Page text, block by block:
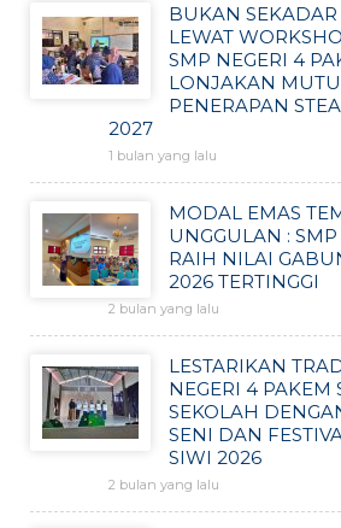
BUKAN SEKADAR
LEWAT
SMP NEGERI 4
LONJAKAN MUTU
PENERAPAN
2027
1 bulan yang lalu
MODAL EMAS
UNGGULAN :
RAIH NILAI
2026 TERTINGGI
2 bulan yang lalu
LESTARIKAN
NEGERI 4 PAKEM
SEKOLAH
SENI DAN
SIWI 2026
2 bulan yang lalu